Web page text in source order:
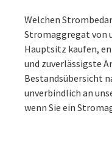
Welchen
Stromaggregat von
Hauptsitz kaufen,
und zuverlässigste
Bestandsübersicht
unverbindlich an
wenn Sie ein